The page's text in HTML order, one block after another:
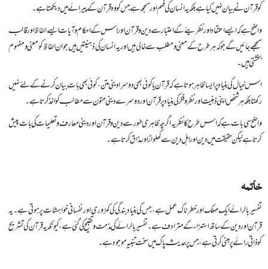
کو قرآن نے بیان نہیں کیا ہے بلکہ یہ انسان کی فہم اور سمجھ ہے جس کو وہ قرآن کے پیرائے میں دیکھتا ہے۔
واضح ہے کہ ایسے اعتقاد اور نظریئے کے اعتبار سے دین و قرآن اور اس کے احکام و آیات ایسے الفاظ اور قالب
سمجھے جائیں گے جو کہ ہر طرح کے معنی و مطلب سے خالی ہیں اور یہ انسان کی ذہنیتیں ہیں جو ان الفاظ کو معنی و مفہوم
بخشتی ہیں۔
اس خیال کی بنیاد پر ایسا ظاہر ہوتا ہے کہ قرآن یا کوئی بھی دوسرا دینی متن، کوئی بھی بات بیان کرنے کے لئے نہیں
رکھتا بلکہ ہر شخص اپنی ذہنیت اور نظر و فکر کی بنیاد پر قرآن اور دوسرے دینی متون سے مطالب کو اخذ کرتا ہے۔
واضح سی بات ہے کہ اس طرح کا نظریہ اگر چہ ظاہری طور سے دین و قرآن اور دینی معارف و تعلیمات کی بات پیش
کرتا ہے لیکن حقیقت میں دین اور اہل دین سے کھلواڑ اور مذاق کرتا ہے۔
خاتمہ
تفسیر بالرائے ایک مهلک اور خطرناک عمل ہے، جس کی بنیاد بندگی کی کمزوری اور نفسانی خواہشات پر ہوتی ہے۔ یہ
قرآن اور دین کے ساتھ استہزاء کے مترادف ہے۔ تفسیر بالرائے کی مذمت و تقبیح کی گئی ہے، کیونکہ یہ قرآن کی تشریح
کو ذاتی رائے پر مبنی کرتی ہے، جس پر حدیث پاک میں سخت تنبیہ موجود ہے۔